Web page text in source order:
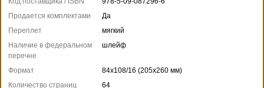
Продается комплектами
Да
Переплет
мягкий
Наличие в федеральном
перечне
шлейф
Формат
84x108/16 (205x260 мм)
Количество страниц
64